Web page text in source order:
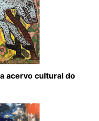
acervo cultural do